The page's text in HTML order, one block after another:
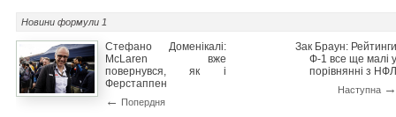
Новини формули 1
Стефано Доменікалі:
McLaren вже
повернувся, як і
Ферстаппен
← Попердня
Зак Браун: Рейтинги
Ф-1 все ще малі у
порівнянні з НФЛ
Наступна →